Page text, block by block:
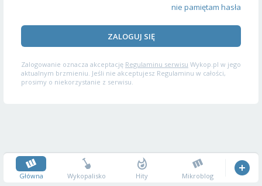
nie pamiętam hasła
ZALOGUJ SIĘ
Zalogowanie oznacza akceptację Regulaminu serwisu Wykop.pl w jego
aktualnym brzmieniu. Jeśli nie akceptujesz Regulaminu w całości,
prosimy o niekorzystanie z serwisu.
Główna Wykopalisko Hity Mikroblog